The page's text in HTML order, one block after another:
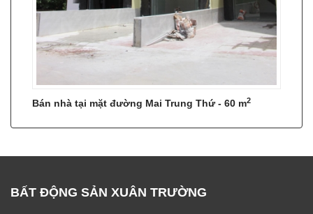
Bán nhà tại mặt đường Mai Trung Thứ - 60 m2
BẤT ĐỘNG SẢN XUÂN TRƯỜNG